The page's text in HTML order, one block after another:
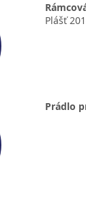
Plášť
Prádlo